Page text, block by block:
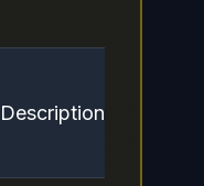
Description